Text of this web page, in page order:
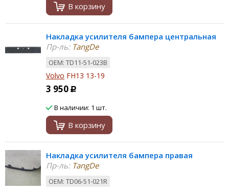
В корзину
Накладка усилителя бампера центральная
Пр-ль:TangDe
ОЕМ: TD11-51-023B
Volvo FH13 13-19
3 950 Р
В наличии: 1 шт.
В корзину
Накладка усилителя бампера правая
Пр-ль:TangDe
ОЕМ: TD06-51-021R